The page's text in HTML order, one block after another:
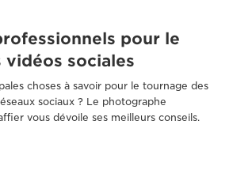
pour le
sociales
choses à savoir pour le tournage des
sociaux ? Le photographe
vous dévoile ses meilleurs conseils.